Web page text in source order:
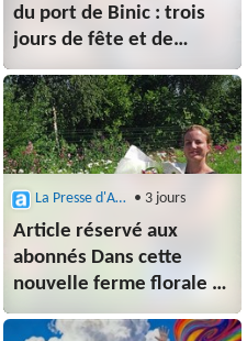
du port de Binic : trois
jours de fête et de
spectacles gratuits !
La Presse d'Armor (Paimpol) • 3 jours
Article réservé aux
abonnés Dans cette
nouvelle ferme florale à
Plouézec, Mathilde